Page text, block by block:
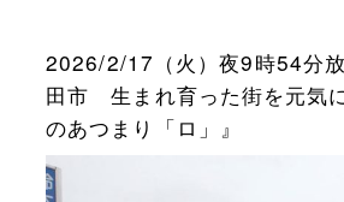
2026/2/17（火）夜9時54分
田市 生まれ育った街を元気
のあつまり「ロ」』